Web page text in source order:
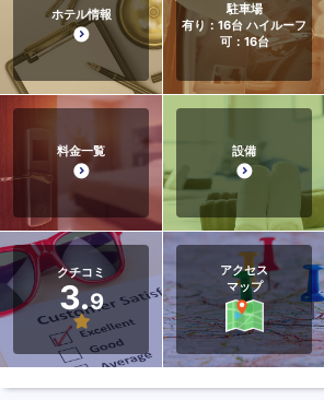
ホテル情報
駐車場
有り：16台 ハイルーフ
可：16台
料金一覧 設備
クチコミ
3.9
アクセス
マップ